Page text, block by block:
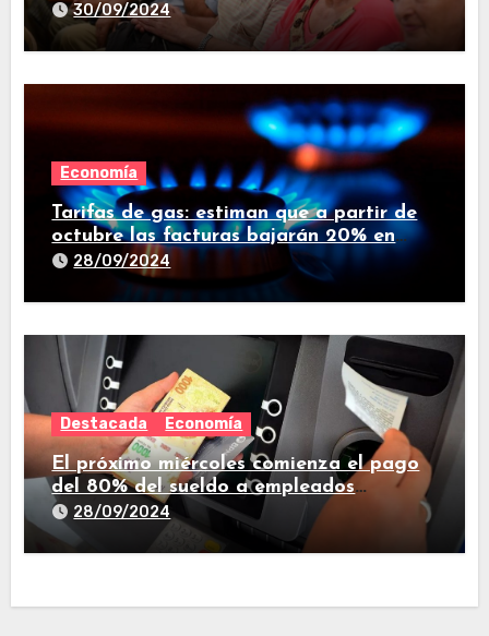
30/09/2024
Economía
Tarifas de gas: estiman que a partir de
octubre las facturas bajarán 20% en
promedio
28/09/2024
Destacada Economía
El próximo miércoles comienza el pago
del 80% del sueldo a empleados
estatales de Tucumán
28/09/2024